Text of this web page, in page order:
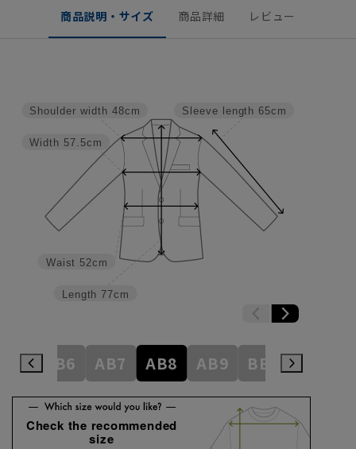
商品説明・サイズ 商品詳細 レビュー
Sleeve length 65cm
Length 77cm
Waist 52cm
Width 57.5cm
Shoulder width 48cm
AB6 AB7 AB8 AB9 BE3 BE4
Check the recommended
size